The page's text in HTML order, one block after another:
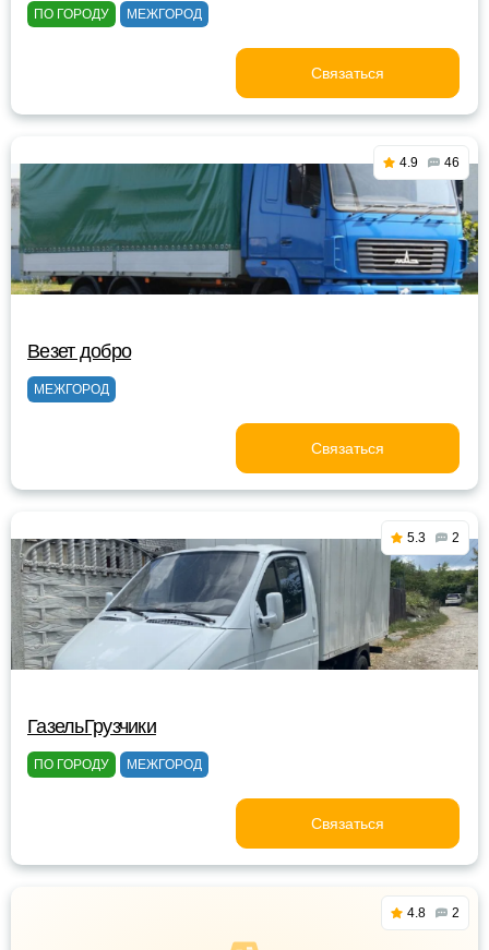
ПО ГОРОДУ МЕЖГОРОД
Связаться
4.9 46
Везет добро
МЕЖГОРОД
Связаться
5.3 2
ГазельГрузчики
ПО ГОРОДУ МЕЖГОРОД
Связаться
4.8 2